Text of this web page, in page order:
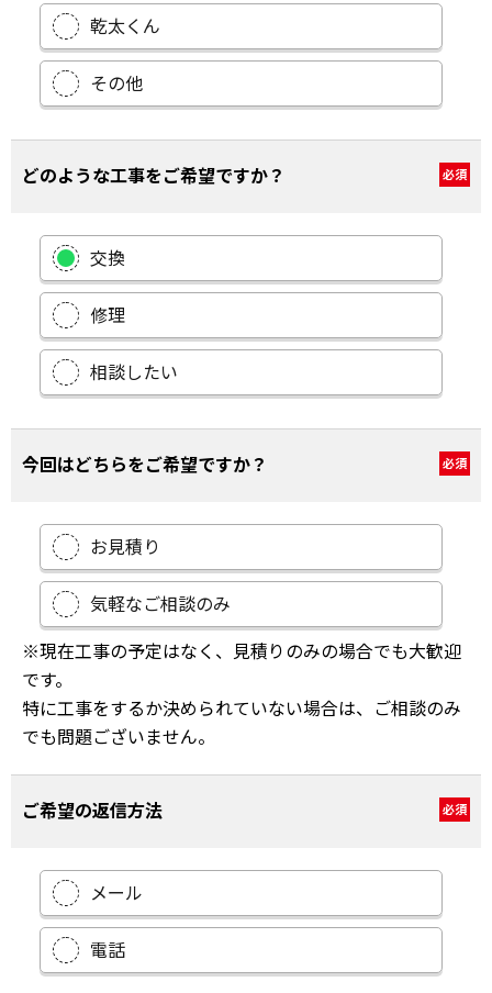
乾太くん
その他
どのような工事をご希望ですか？ 必須
交換
修理
相談したい
今回はどちらをご希望ですか？ 必須
お見積り
気軽なご相談のみ
※現在工事の予定はなく、見積りのみの場合でも大歓迎
です。
特に工事をするか決められていない場合は、ご相談のみ
でも問題ございません。
ご希望の返信方法 必須
メール
電話